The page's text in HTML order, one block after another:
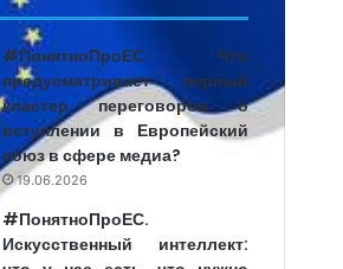
#ПонятноПроЕС. Что
предусматривает первый
кластер переговоров о
вступлении в Европейский
союз в сфере медиа?
19.06.2026
#ПонятноПроЕС.
Искусственный интеллект: